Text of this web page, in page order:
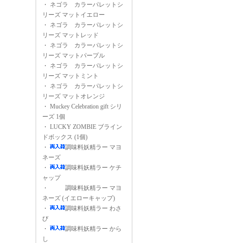
・ ネゴラ カラーパレットシ
リーズ マットイエロー
・ ネゴラ カラーパレットシ
リーズ マットレッド
・ ネゴラ カラーパレットシ
リーズ マットパープル
・ ネゴラ カラーパレットシ
リーズ マットミント
・ ネゴラ カラーパレットシ
リーズ マットオレンジ
・ Muckey Celebration gift シリ
ーズ 1個
・ LUCKY ZOMBIE ブライン
ドボックス (1個)
・
調味料妖精ラー マヨ
ネーズ
・
調味料妖精ラー ケチ
ャップ
・
調味料妖精ラー マヨ
ネーズ (イエローキャップ)
・
調味料妖精ラー わさ
び
・
調味料妖精ラー から
し